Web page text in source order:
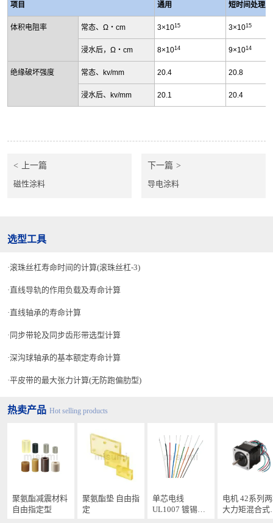
项目 通用 短时间处理用
体积电阻率 常态、Ω ・ cm 3×1015 3×1015
浸水后，Ω ・ cm 8×1014 9×1014
绝缘破坏强度 常态、kv/mm 20.4 20.8
浸水后、kv/mm 20.1 20.4
上一篇
磁性涂料
下一篇
导电涂料
选型工具
滚珠丝杠寿命时间的计算(滚珠丝杠-3)
直线导轨的作用负载及寿命计算
直线轴承的寿命计算
同步带轮及同步齿形带选型计算
深沟球轴承的基本额定寿命计算
平皮带的最大张力计算(无防跑偏肋型)
热卖产品 Hot selling products
聚氨酯减震材料
自由指定型
聚氨酯垫 自由指
定
单芯电线
UL1007 镀锡铜
电机 42系列
大力矩混合式